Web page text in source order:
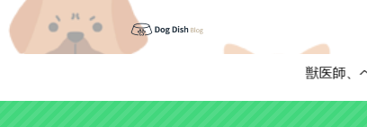
獣医師、ペ